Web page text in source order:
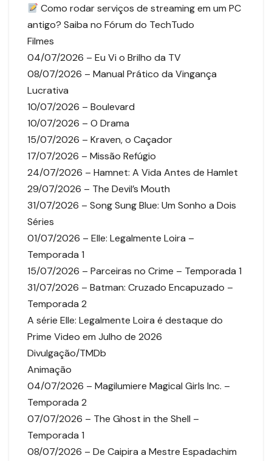
Como rodar serviços de streaming em um PC
antigo? Saiba no Fórum do TechTudo
Filmes
04/07/2026 – Eu Vi o Brilho da TV
08/07/2026 – Manual Prático da Vingança
Lucrativa
10/07/2026 – Boulevard
10/07/2026 – O Drama
15/07/2026 – Kraven, o Caçador
17/07/2026 – Missão Refúgio
24/07/2026 – Hamnet: A Vida Antes de Hamlet
29/07/2026 – The Devil’s Mouth
31/07/2026 – Song Sung Blue: Um Sonho a Dois
Séries
01/07/2026 – Elle: Legalmente Loira –
Temporada 1
15/07/2026 – Parceiras no Crime – Temporada 1
31/07/2026 – Batman: Cruzado Encapuzado –
Temporada 2
A série Elle: Legalmente Loira é destaque do
Prime Video em Julho de 2026
Divulgação/TMDb
Animação
04/07/2026 – Magilumiere Magical Girls Inc. –
Temporada 2
07/07/2026 – The Ghost in the Shell –
Temporada 1
08/07/2026 – De Caipira a Mestre Espadachim